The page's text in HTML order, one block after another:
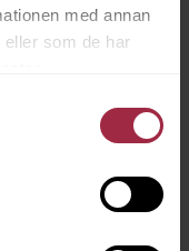
med annan
som de har